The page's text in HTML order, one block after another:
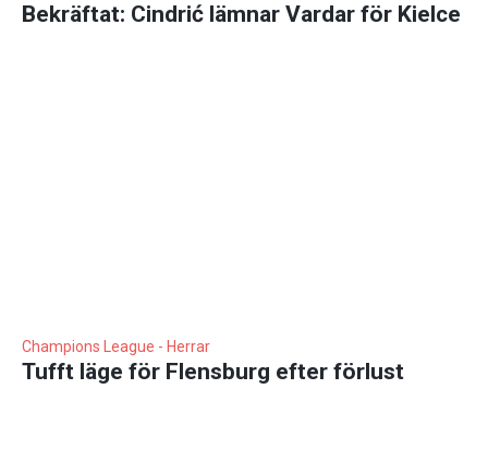
Bekräftat: Cindrić lämnar Vardar för Kielce
Champions League - Herrar
Tufft läge för Flensburg efter förlust